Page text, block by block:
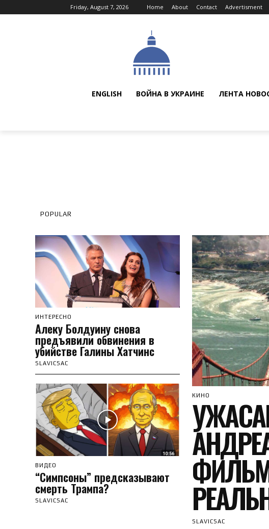
Friday, August 7, 2026 Home About Contact Advertisment
ENGLISH ВОЙНА В УКРАИНЕ ЛЕНТА
POPULAR
ИНТЕРЕСНО
Алеку Болдуину снова
предъявили обвинения в
убийстве Галины Хатчинс
SLAVICSAC
ВИДЕО
“Симпсоны” предсказывают
смерть Трампа?
SLAVICSAC
КИНО
SLAVICSAC